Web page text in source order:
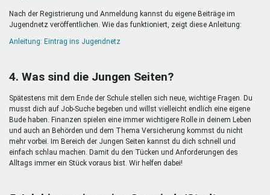
Nach der Registrierung und Anmeldung kannst du eigene Beiträge im
Jugendnetz veröffentlichen. Wie das funktioniert, zeigt diese Anleitung:
Anleitung: Eintrag ins Jugendnetz
4. Was sind die Jungen Seiten?
Spätestens mit dem Ende der Schule stellen sich neue, wichtige Fragen. Du
musst dich auf Job-Suche begeben und willst vielleicht endlich eine eigene
Bude haben. Finanzen spielen eine immer wichtigere Rolle in deinem Leben
und auch an Behörden und dem Thema Versicherung kommst du nicht
mehr vorbei. Im Bereich der Jungen Seiten kannst du dich schnell und
einfach schlau machen. Damit du den Tücken und Anforderungen des
Alltags immer ein Stück voraus bist. Wir helfen dabei!